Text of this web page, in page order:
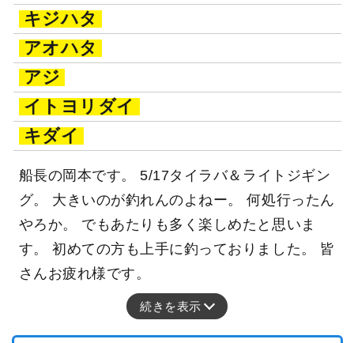
キジハタ
アオハタ
アジ
イトヨリダイ
キダイ
船長の岡本です。 5/17タイラバ＆ライトジギン
グ。 大きいのが釣れんのよねー。 何処行ったん
やろか。 でもあたりも多く楽しめたと思いま
す。 初めての方も上手に釣っておりました。 皆
さんお疲れ様です。
続きを表示